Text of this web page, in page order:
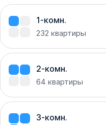
1-комн.
232 квартиры
2-комн.
64 квартиры
3-комн.